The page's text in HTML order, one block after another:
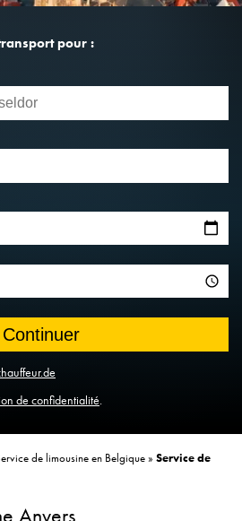
pour :
de confidentialité.
de limousine en Belgique» Service de
Anvers